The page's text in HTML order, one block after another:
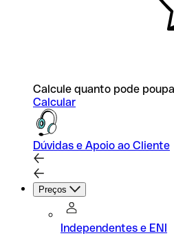
Calcule quanto pode
Calcular
Dúvidas e Apoio ao Cliente
Preços
Independentes e ENI